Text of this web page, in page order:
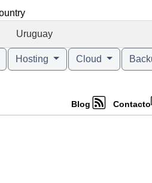
Uruguay
Hosting Cloud
Blog Contacto